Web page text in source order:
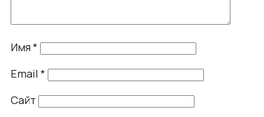
Имя*
Email *
Сайт